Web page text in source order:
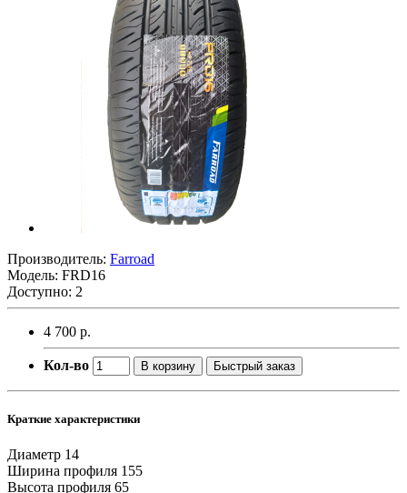
Производитель: Farroad
Модель: FRD16
Доступно: 2
4 700 р.
Кол-во В корзину Быстрый заказ
Краткие характеристики
Диаметр 14
Ширина профиля 155
Высота профиля 65